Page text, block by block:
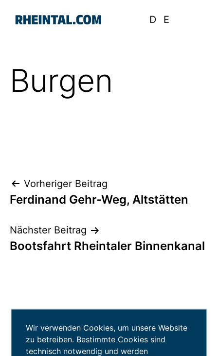
D E
Burgen
Beitragsnavigation
Vorheriger Beitrag
Ferdinand Gehr-Weg, Altstätten
Nächster Beitrag
Bootsfahrt Rheintaler Binnenkanal
Arbeiten
Wir verwenden Cookies, um unsere Website
zu betreiben. Bestimmte Cookies sind
technisch notwendig und werden